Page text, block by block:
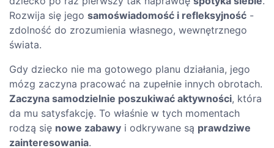
Rozwija się jego samoświadomość i refleksyjność -
zdolność do zrozumienia własnego, wewnętrznego
świata.
Gdy dziecko nie ma gotowego planu działania, jego
mózg zaczyna pracować na zupełnie innych obrotach.
Zaczyna samodzielnie poszukiwać aktywności, która
da mu satysfakcję. To właśnie w tych momentach
rodzą się nowe zabawy i odkrywane są prawdziwe
zainteresowania.